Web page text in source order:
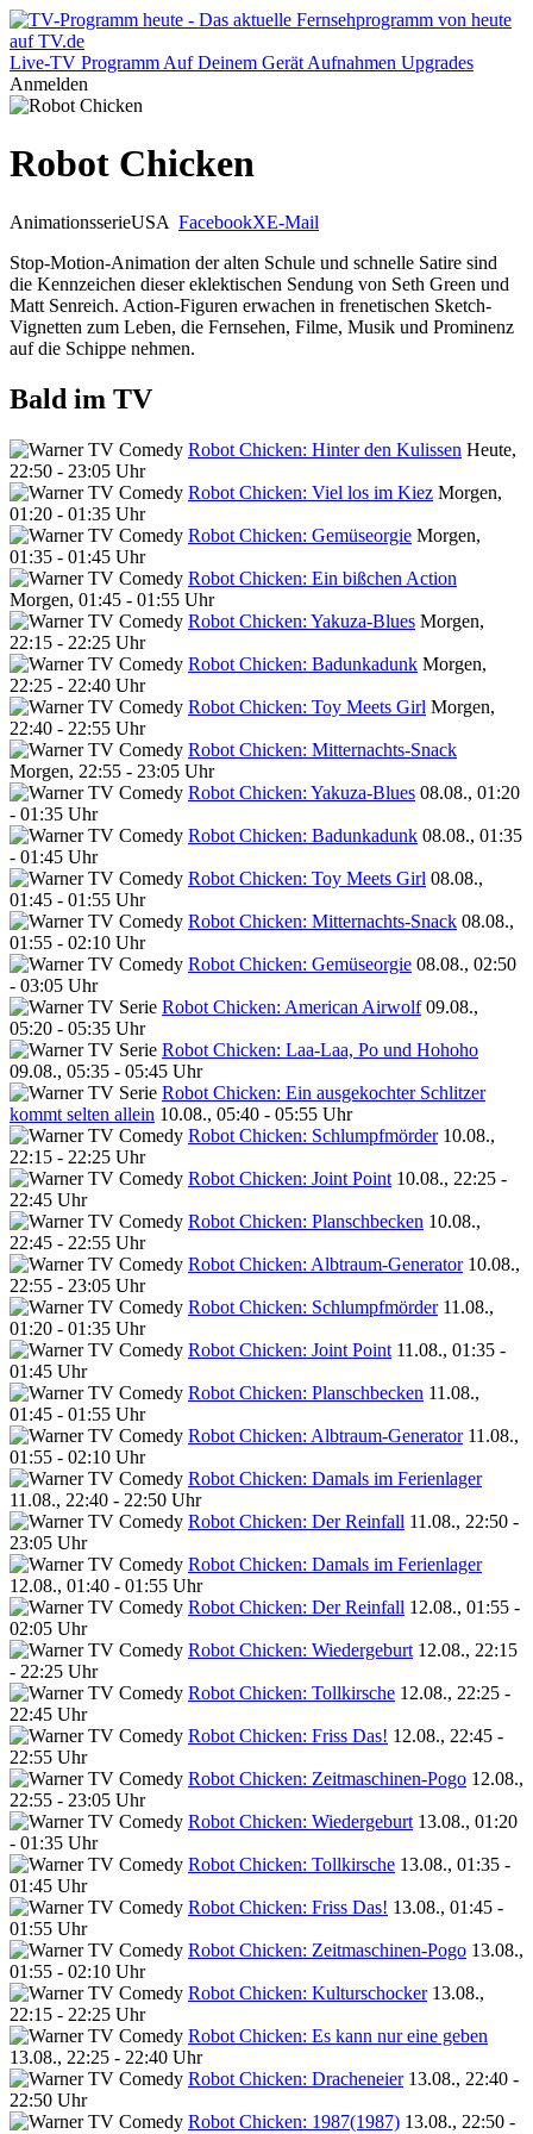
Live-TV Programm Auf Deinem Gerät Aufnahmen Upgrades
Anmelden
Robot Chicken
AnimationsserieUSA FacebookXE-Mail
Stop-Motion-Animation der alten Schule und schnelle Satire sind
die Kennzeichen dieser eklektischen Sendung von Seth Green und
Matt Senreich. Action-Figuren erwachen in frenetischen Sketch-
Vignetten zum Leben, die Fernsehen, Filme, Musik und Prominenz
auf die Schippe nehmen.
Bald im TV
Robot Chicken: Hinter den Kulissen Heute,
22:50 - 23:05 Uhr
Robot Chicken: Viel los im Kiez Morgen,
01:20 - 01:35 Uhr
Robot Chicken: Gemüseorgie Morgen,
01:35 - 01:45 Uhr
Robot Chicken: Ein bißchen Action
Morgen, 01:45 - 01:55 Uhr
Robot Chicken: Yakuza-Blues Morgen,
22:15 - 22:25 Uhr
Robot Chicken: Badunkadunk Morgen,
22:25 - 22:40 Uhr
Robot Chicken: Toy Meets Girl Morgen,
22:40 - 22:55 Uhr
Robot Chicken: Mitternachts-Snack
Morgen, 22:55 - 23:05 Uhr
Robot Chicken: Yakuza-Blues 08.08., 01:20
- 01:35 Uhr
Robot Chicken: Badunkadunk 08.08., 01:35
- 01:45 Uhr
Robot Chicken: Toy Meets Girl 08.08.,
01:45 - 01:55 Uhr
Robot Chicken: Mitternachts-Snack 08.08.,
01:55 - 02:10 Uhr
Robot Chicken: Gemüseorgie 08.08., 02:50
- 03:05 Uhr
Robot Chicken: American Airwolf 09.08.,
05:20 - 05:35 Uhr
Robot Chicken: Laa-Laa, Po und Hohoho
09.08., 05:35 - 05:45 Uhr
Robot Chicken: Ein ausgekochter Schlitzer
kommt selten allein 10.08., 05:40 - 05:55 Uhr
Robot Chicken: Schlumpfmörder 10.08.,
22:15 - 22:25 Uhr
Robot Chicken: Joint Point 10.08., 22:25 -
22:45 Uhr
Robot Chicken: Planschbecken 10.08.,
22:45 - 22:55 Uhr
Robot Chicken: Albtraum-Generator 10.08.,
22:55 - 23:05 Uhr
Robot Chicken: Schlumpfmörder 11.08.,
01:20 - 01:35 Uhr
Robot Chicken: Joint Point 11.08., 01:35 -
01:45 Uhr
Robot Chicken: Planschbecken 11.08.,
01:45 - 01:55 Uhr
Robot Chicken: Albtraum-Generator 11.08.,
01:55 - 02:10 Uhr
Robot Chicken: Damals im Ferienlager
11.08., 22:40 - 22:50 Uhr
Robot Chicken: Der Reinfall 11.08., 22:50 -
23:05 Uhr
Robot Chicken: Damals im Ferienlager
12.08., 01:40 - 01:55 Uhr
Robot Chicken: Der Reinfall 12.08., 01:55 -
02:05 Uhr
Robot Chicken: Wiedergeburt 12.08., 22:15
- 22:25 Uhr
Robot Chicken: Tollkirsche 12.08., 22:25 -
22:45 Uhr
Robot Chicken: Friss Das! 12.08., 22:45 -
22:55 Uhr
Robot Chicken: Zeitmaschinen-Pogo 12.08.,
22:55 - 23:05 Uhr
Robot Chicken: Wiedergeburt 13.08., 01:20
- 01:35 Uhr
Robot Chicken: Tollkirsche 13.08., 01:35 -
01:45 Uhr
Robot Chicken: Friss Das! 13.08., 01:45 -
01:55 Uhr
Robot Chicken: Zeitmaschinen-Pogo 13.08.,
01:55 - 02:10 Uhr
Robot Chicken: Kulturschocker 13.08.,
22:15 - 22:25 Uhr
Robot Chicken: Es kann nur eine geben
13.08., 22:25 - 22:40 Uhr
Robot Chicken: Dracheneier 13.08., 22:40 -
22:50 Uhr
Robot Chicken: 1987(1987) 13.08., 22:50 -